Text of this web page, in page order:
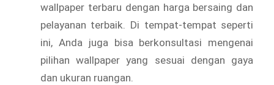
wallpaper terbaru dengan harga bersaing dan
pelayanan terbaik. Di tempat-tempat seperti
ini, Anda juga bisa berkonsultasi mengenai
pilihan wallpaper yang sesuai dengan gaya
dan ukuran ruangan.